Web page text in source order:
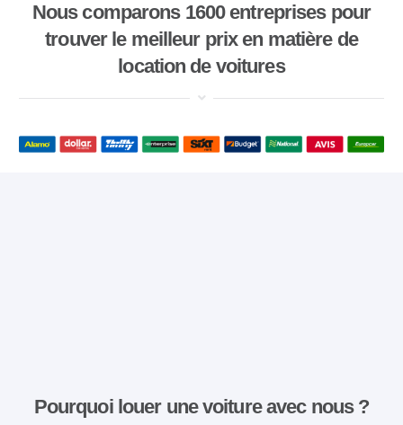
Nous comparons 1600 entreprises pour
trouver le meilleur prix en matière de
location de voitures
Pourquoi louer une voiture avec nous ?